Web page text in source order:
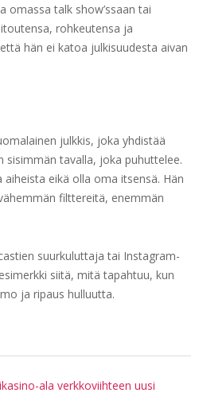
omassa talk show’ssaan tai
rohkeutensa ja
hän ei katoa julkisuudesta aivan
julkkis, joka yhdistää
sisimmän tavalla, joka puhuttelee.
aiheista eikä olla oma itsensä. Hän
filttereitä, enemmän
suurkuluttaja tai Instagram-
siitä, mitä tapahtuu, kun
ja ripaus hulluutta.
ala verkkoviihteen uusi